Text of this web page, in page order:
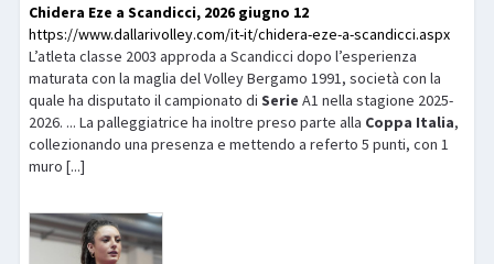
Chidera Eze a Scandicci, 2026 giugno 12
https://www.dallarivolley.com/it-it/chidera-eze-a-scandicci.aspx
L’atleta classe 2003 approda a Scandicci dopo l’esperienza
maturata con la maglia del Volley Bergamo 1991, società con la
quale ha disputato il campionato diSerie A1 nella stagione 2025-
2026. ... La palleggiatrice ha inoltre preso parte alla Coppa Italia,
collezionando una presenza e mettendo a referto 5 punti, con 1
muro [...]